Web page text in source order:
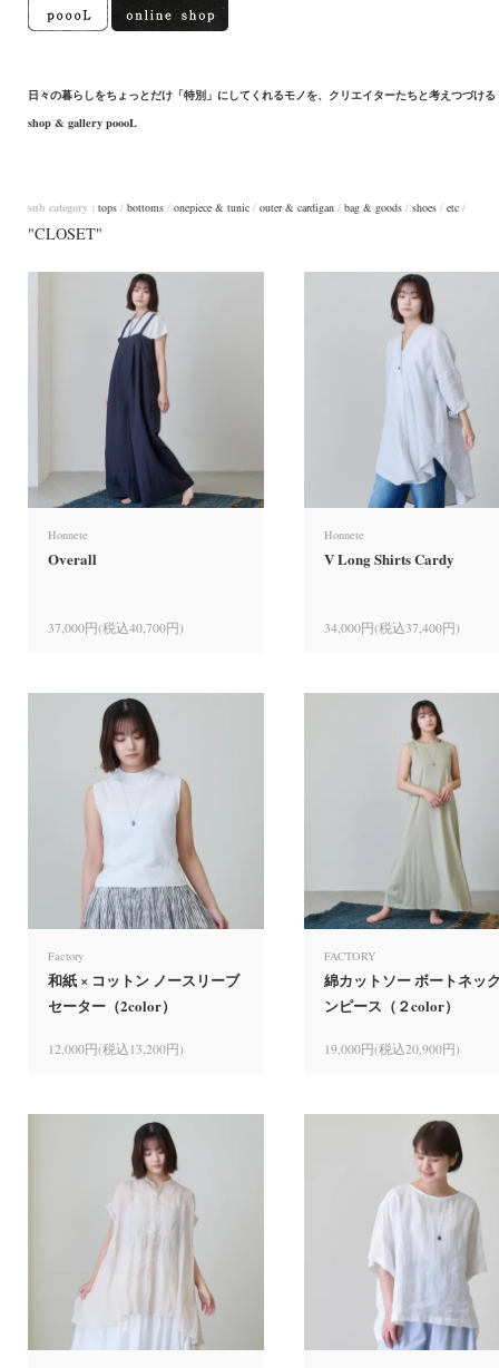
日々の暮らしをちょっとだけ「特別」にしてくれるモノを、クリエイターたちと考えつづける
shop & gallery poooL
sub category : tops / bottoms / onepiece & tunic / outer & cardigan / bag & goods / shoes / etc /
"CLOSET"
Honnete
Overall
37,000円(税込40,700円)
Honnete
V Long Shirts Cardy
34,000円(税込37,400円)
Factory
和紙 × コットン ノースリーブ
セーター（2color）
12,000円(税込13,200円)
FACTORY
綿カットソー ボートネッ
ンピース（２color）
19,000円(税込20,900円)